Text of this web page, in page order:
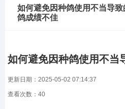
如何避免因种鸽使用不当导致
鸽成绩不佳
如何避免因种鸽使用不当
更新日期：2025-05-02 07:14:37
查看次数： 40